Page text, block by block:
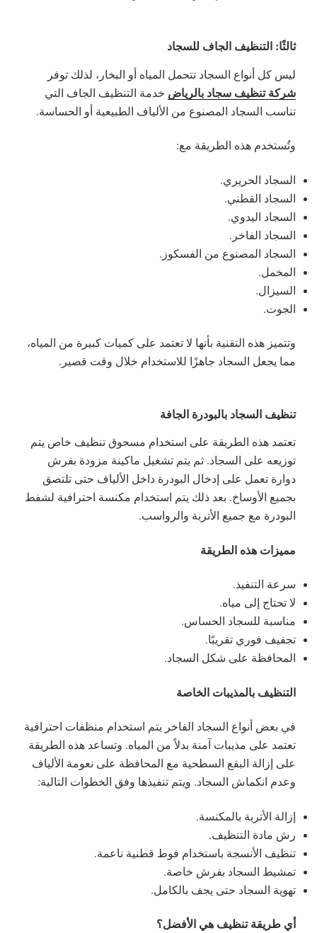
ثالثًا: التنظيف الجاف للسجاد
ليس كل أنواع السجاد تتحمل المياه أو البخار، لذلك توفر
شركة تنظيف سجاد بالرياض خدمة التنظيف الجاف التي
تناسب السجاد المصنوع من الألياف الطبيعية أو الحساسة.
وتُستخدم هذه الطريقة مع:
السجاد الحريري.
السجاد القطني.
السجاد اليدوي.
السجاد الفاخر.
السجاد المصنوع من الفسكوز.
المخمل.
السيزال.
الجوت.
وتتميز هذه التقنية بأنها لا تعتمد على كميات كبيرة من المياه،
مما يجعل السجاد جاهزًا للاستخدام خلال وقت قصير.
تنظيف السجاد بالبودرة الجافة
تعتمد هذه الطريقة على استخدام مسحوق تنظيف خاص يتم
توزيعه على السجاد. ثم يتم تشغيل ماكينة مزودة بفرش
دوارة تعمل على إدخال البودرة داخل الألياف حتى تلتصق
بجميع الأوساخ. بعد ذلك يتم استخدام مكنسة احترافية لشفط
البودرة مع جميع الأتربة والرواسب.
مميزات هذه الطريقة
سرعة التنفيذ.
لا تحتاج إلى مياه.
مناسبة للسجاد الحساس.
تجفيف فوري تقريبًا.
المحافظة على شكل السجاد.
التنظيف بالمذيبات الخاصة
في بعض أنواع السجاد الفاخر يتم استخدام منظفات احترافية
تعتمد على مذيبات آمنة بدلاً من المياه. وتساعد هذه الطريقة
على إزالة البقع السطحية مع المحافظة على نعومة الألياف
وعدم انكماش السجاد. ويتم تنفيذها وفق الخطوات التالية:
إزالة الأتربة بالمكنسة.
رش مادة التنظيف.
تنظيف الأنسجة باستخدام فوط قطنية ناعمة.
تمشيط السجاد بفرش خاصة.
تهوية السجاد حتى يجف بالكامل.
أي طريقة تنظيف هي الأفضل؟